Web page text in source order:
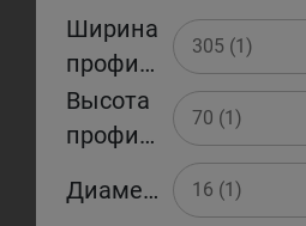
Ширина
профиля
305 (1)
Высота
профиля
70 (1)
Диаметр 16 (1)